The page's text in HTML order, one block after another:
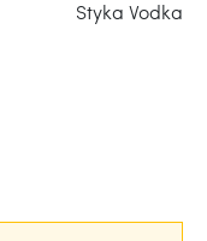
Styka Vodka